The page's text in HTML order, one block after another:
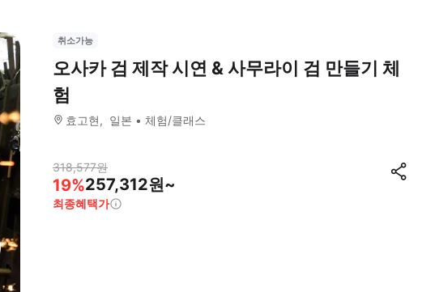
취소가능
오사카 검 제작 시연 & 사무라이 검 만들기 체
험
효고현 일본 체험/클래스
318,577원
19%257,312원~
최종혜택가